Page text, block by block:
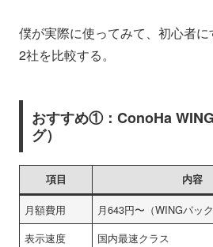
僕が実際に使ってみて、初心者
2社を比較する。
おすすめ①：ConoHa
グ）
項目 内容
月額費用
月643円〜（WINGパッ
表示速度
国内最速クラス